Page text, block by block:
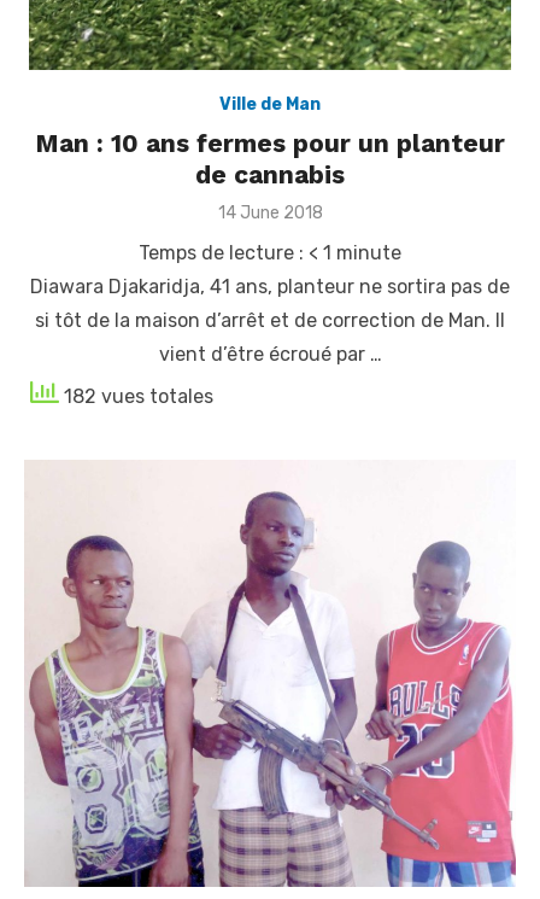
Ville de Man
Man : 10 ans fermes pour un planteur
de cannabis
Posted
14 June 2018
Temps de lecture : < 1 minute
Diawara Djakaridja, 41 ans, planteur ne sortira pas de
si tôt de la maison d’arrêt et de correction de Man. Il
vient d’être écroué par …
182 vues totales